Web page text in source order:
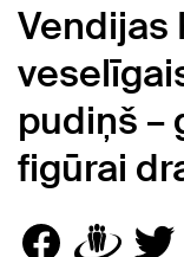
Vendijas
pudiņš –
figūrai